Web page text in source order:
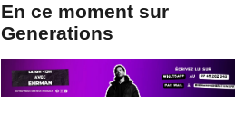
En ce moment sur
Generations